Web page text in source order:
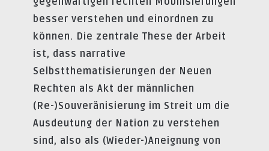
besser verstehen und einordnen zu
können. Die zentrale These der Arbeit
ist, dass narrative
Selbstthematisierungen der Neuen
Rechten als Akt der männlichen
(Re-)Souveränisierung im Streit um die
Ausdeutung der Nation zu verstehen
sind, also als (Wieder-)Aneignung von